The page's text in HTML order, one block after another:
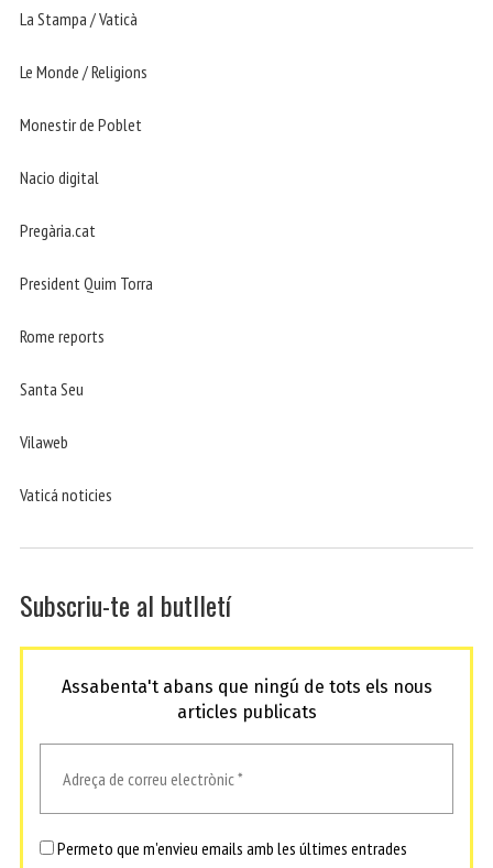
La Stampa / Vaticà
Le Monde / Religions
Monestir de Poblet
Nacio digital
Pregària.cat
President Quim Torra
Rome reports
Santa Seu
Vilaweb
Vaticá noticies
Subscriu-te al butlletí
Assabenta't abans que ningú de tots els nous
articles publicats
Permeto que m'envieu emails amb les últimes entrades